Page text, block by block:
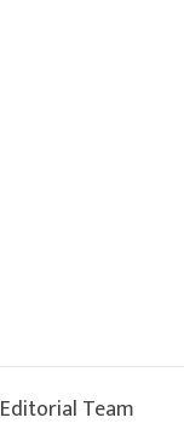
Editorial Team